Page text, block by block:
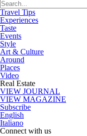
Travel Tips
Experiences
Taste
Events
Style
Art & Culture
Around
Places
Video
Real Estate
VIEW JOURNAL
VIEW MAGAZINE
Subscribe
English
Italiano
Connect with us